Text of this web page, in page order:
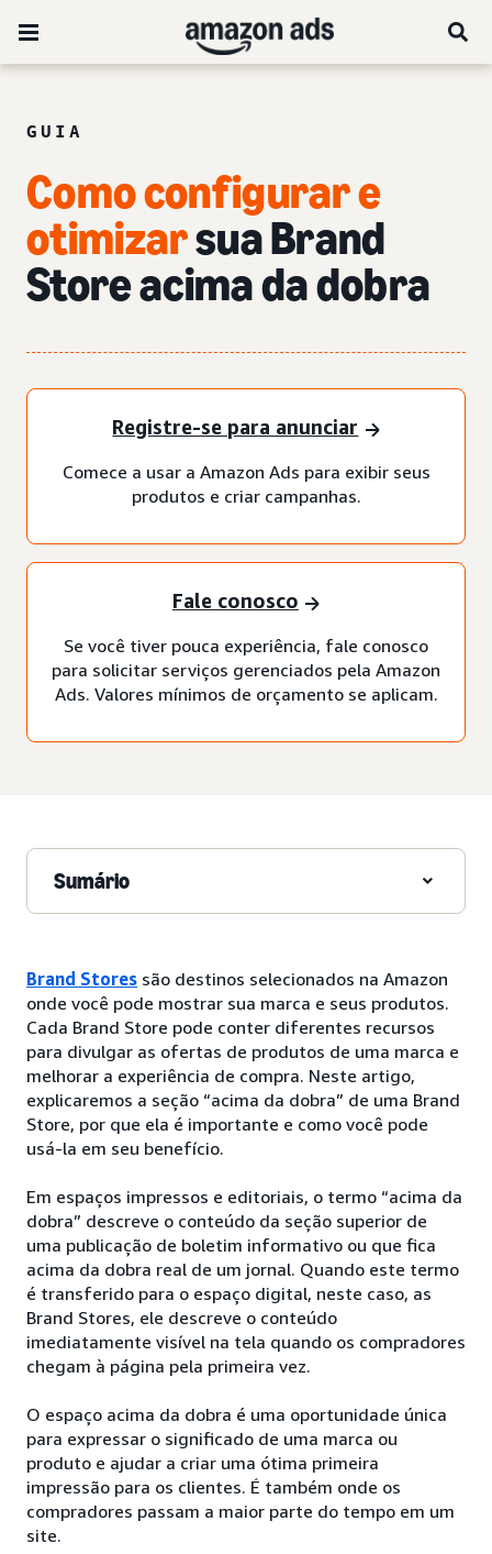
GUIA
Como configurar e
otimizarsua Brand
Store acima da dobra
Registre-se para anunciar
Comece a usar a Amazon Ads para exibir seus
produtos e criar campanhas.
Fale conosco
Se você tiver pouca experiência, fale conosco
para solicitar serviços gerenciados pela Amazon
Ads. Valores mínimos de orçamento se aplicam.
Sumário
Brand Stores são destinos selecionados na Amazon
onde você pode mostrar sua marca e seus produtos.
Cada Brand Store pode conter diferentes recursos
para divulgar as ofertas de produtos de uma marca e
melhorar a experiência de compra. Neste artigo,
explicaremos a seção “acima da dobra” de uma Brand
Store, por que ela é importante e como você pode
usá-la em seu benefício.
Em espaços impressos e editoriais, o termo “acima da
dobra” descreve o conteúdo da seção superior de
uma publicação de boletim informativo ou que fica
acima da dobra real de um jornal. Quando este termo
é transferido para o espaço digital, neste caso, as
Brand Stores, ele descreve o conteúdo
imediatamente visível na tela quando os compradores
chegam à página pela primeira vez.
O espaço acima da dobra é uma oportunidade única
para expressar o significado de uma marca ou
produto e ajudar a criar uma ótima primeira
impressão para os clientes. É também onde os
compradores passam a maior parte do tempo em um
site.